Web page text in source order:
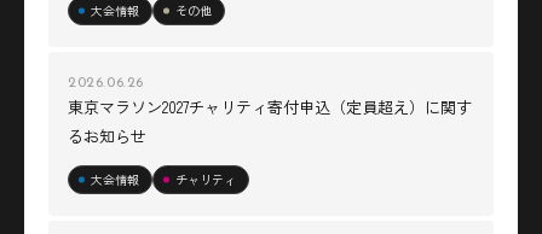
大会情報 その他
2026.06.26
東京マラソン2027チャリティ寄付申込（定員超え）に関す
るお知らせ
大会情報 チャリティ